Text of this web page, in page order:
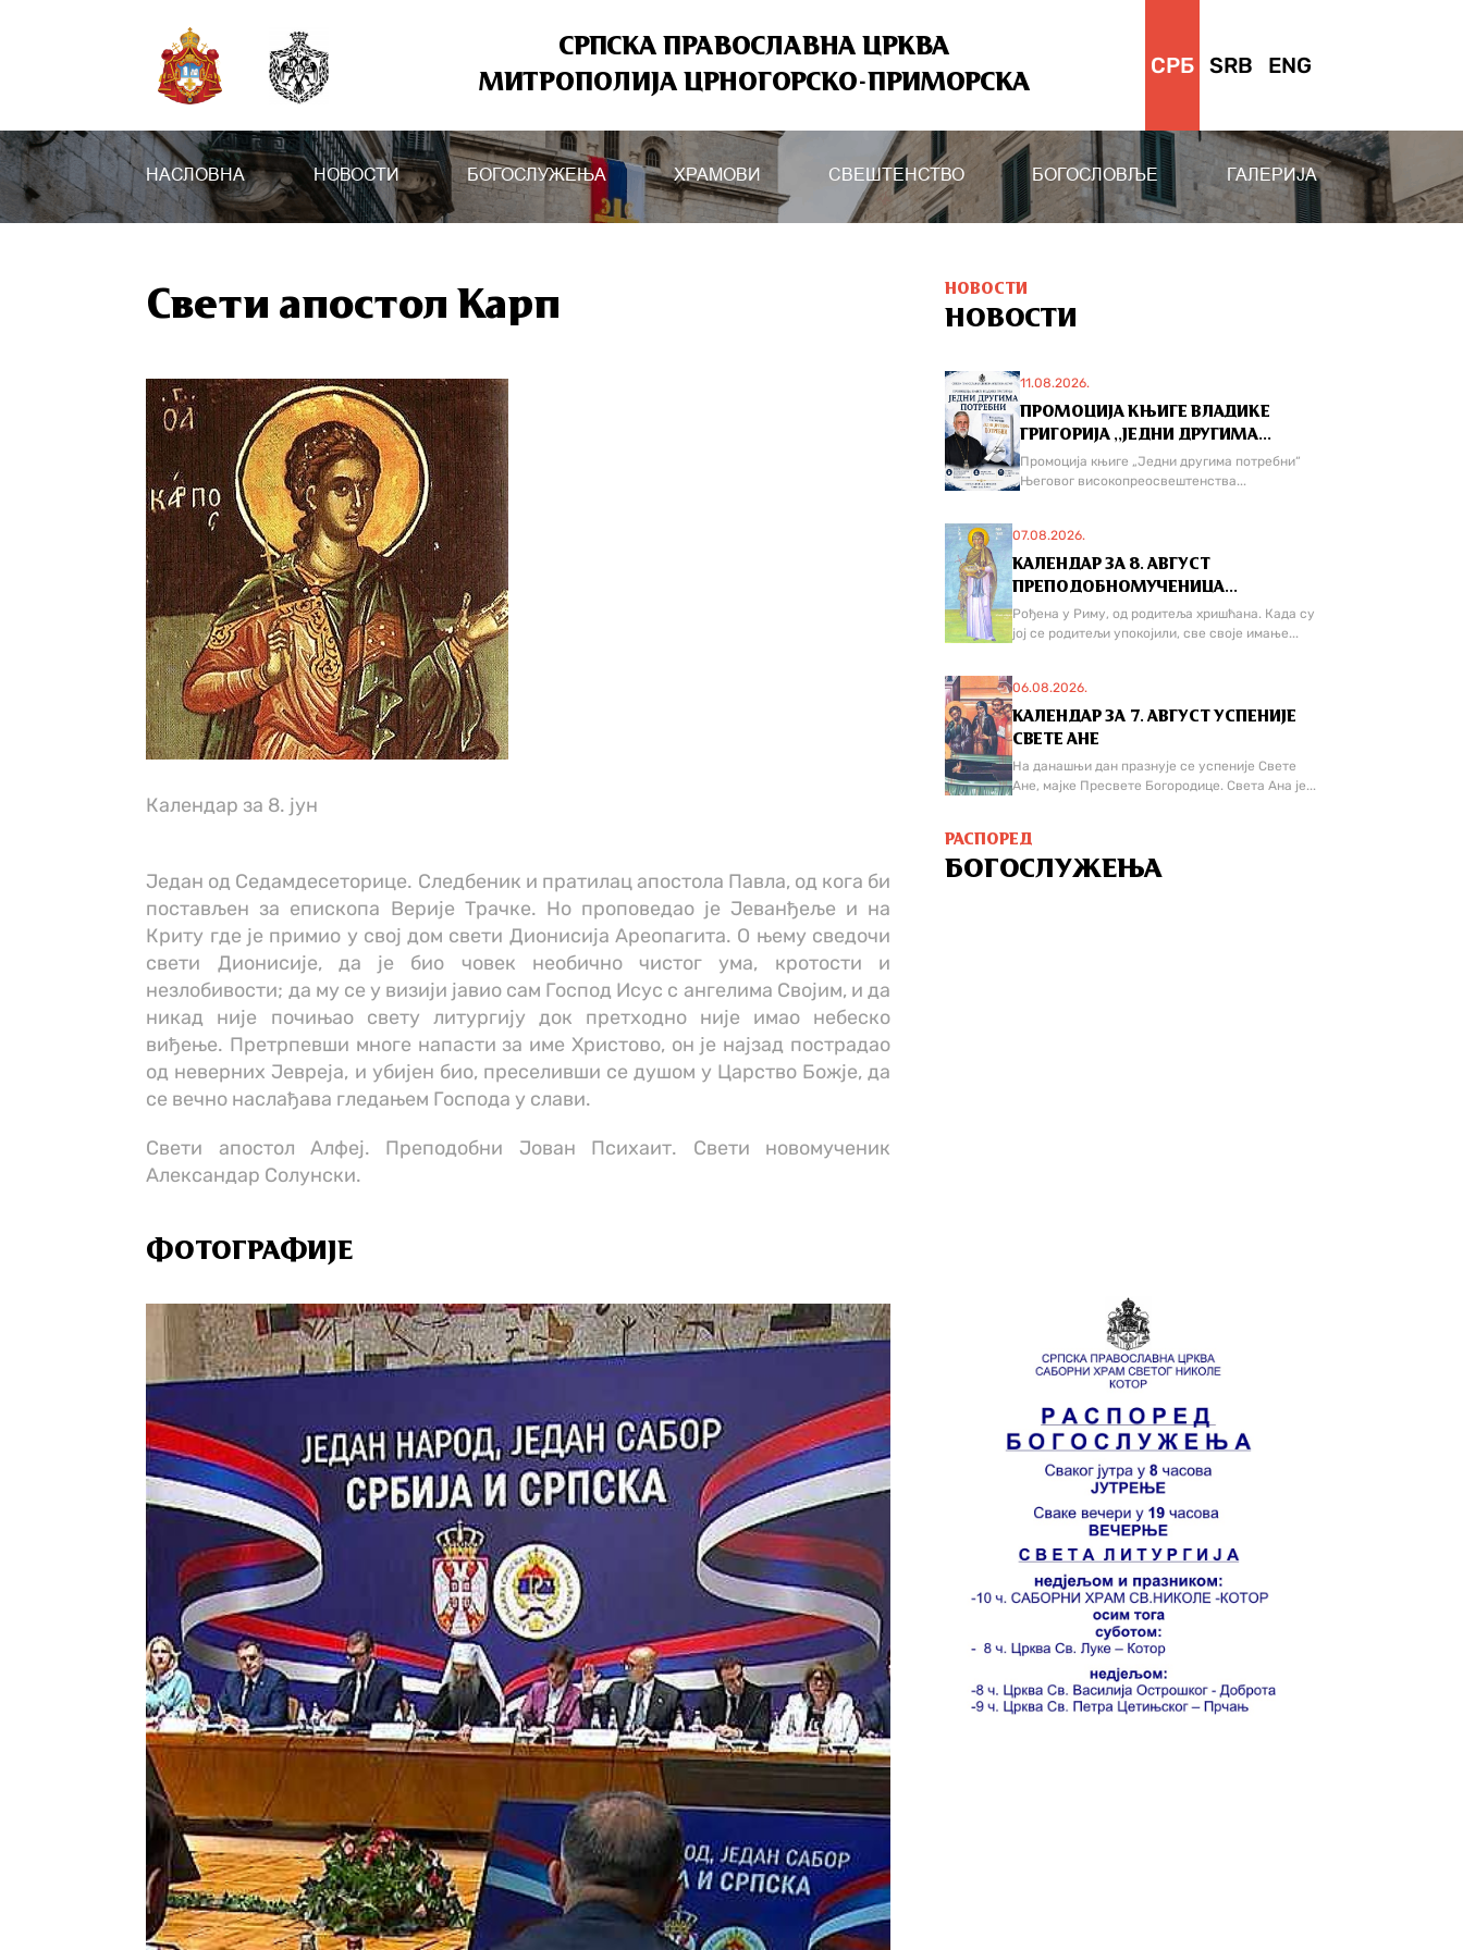
СРПСКА ПРАВОСЛАВНА ЦРКВА
МИТРОПОЛИЈА ЦРНОГОРСКО-ПРИМОРСКА
СРБ SRB ENG
НАСЛОВНА НОВОСТИ БОГОСЛУЖЕЊА ХРАМОВИ СВЕШТЕНСТВО БОГОСЛОВЉЕ ГАЛЕРИЈА
Свети апостол Карп
Календар за 8. јун
Један од Седамдесеторице. Следбеник и пратилац апостола Павла, од кога би
постављен за епископа Верије Трачке. Но проповедао је Јеванђеље и на
Криту где је примио у свој дом свети Дионисија Ареопагита. О њему сведочи
свети Дионисије, да је био човек необично чистог ума, кротости и
незлобивости; да му се у визији јавио сам Господ Исус с ангелима Својим, и да
никад није почињао свету литургију док претходно није имао небеско
виђење. Претрпевши многе напасти за име Христово, он је најзад пострадао
од неверних Јевреја, и убијен био, преселивши се душом у Царство Божје, да
се вечно наслађава гледањем Господа у слави.
Свети апостол Алфеј. Преподобни Јован Психаит. Свети новомученик
Александар Солунски.
ФОТОГРАФИЈЕ
НОВОСТИ
НОВОСТИ
11.08.2026.
ПРОМОЦИЈА КЊИГЕ ВЛАДИКЕ
ГРИГОРИЈА ,,ЈЕДНИ ДРУГИМА...
Промоција књиге „Једни другима потребни“
Његовог високопреосвештенства...
07.08.2026.
КАЛЕНДАР ЗА 8. АВГУСТ
ПРЕПОДОБНОМУЧЕНИЦА...
Рођена у Риму, од родитеља хришћана. Када су
јој се родитељи упокојили, све своје имање...
06.08.2026.
КАЛЕНДАР ЗА 7. АВГУСТ УСПЕНИЈЕ
СВЕТЕ АНЕ
На данашњи дан празнује се успеније Свете
Ане, мајке Пресвете Богородице. Света Ана је...
РАСПОРЕД
БОГОСЛУЖЕЊА